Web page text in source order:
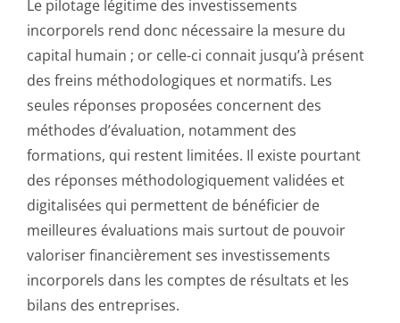
Le pilotage légitime des investissements
incorporels rend donc nécessaire la mesure du
capital humain ; or celle-ci connait jusqu’à présent
des freins méthodologiques et normatifs. Les
seules réponses proposées concernent des
méthodes d’évaluation, notamment des
formations, qui restent limitées. Il existe pourtant
des réponses méthodologiquement validées et
digitalisées qui permettent de bénéficier de
meilleures évaluations mais surtout de pouvoir
valoriser financièrement ses investissements
incorporels dans les comptes de résultats et les
bilans des entreprises.